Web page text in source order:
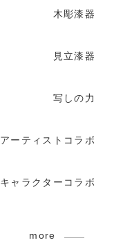
木彫漆器
見立漆器
写しの力
アーティストコラボ
キャラクターコラボ
more